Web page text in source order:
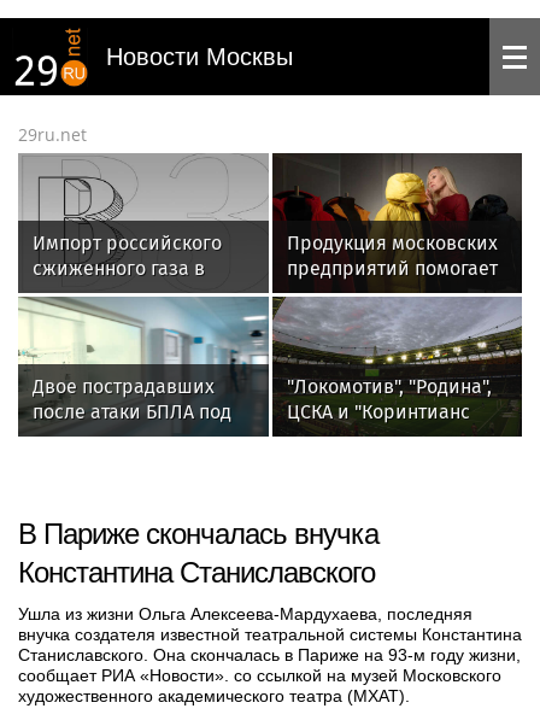
Новости Москвы
29ru.net
Импорт российского
сжиженного газа в
страны Евросоюза
вырос на 14%
Продукция московских
предприятий помогает
покорять самые
высокие вершины
Двое пострадавших
после атаки БПЛА под
Геленджиком
"Локомотив", "Родина",
ЦСКА и "Коринтианс
Паулиста" разыграют
В Париже скончалась внучка
Константина Станиславского
Ушла из жизни Ольга Алексеева-Мардухаева, последняя
внучка создателя известной театральной системы Константина
Станиславского. Она скончалась в Париже на 93-м году жизни,
сообщает РИА «Новости». со ссылкой на музей Московского
художественного академического театра (МХАТ).